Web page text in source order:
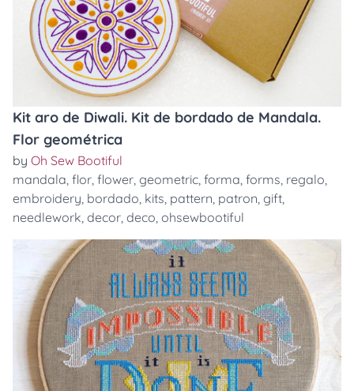
Kit aro de Diwali. Kit de bordado de Mandala.
Flor geométrica
by Oh Sew Bootiful
mandala, flor, flower, geometric, forma, forms, regalo,
embroidery, bordado, kits, pattern, patron, gift,
needlework, decor, deco, ohsewbootiful